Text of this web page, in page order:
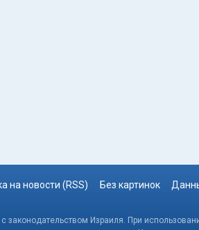
на новости (RSS) Без картинок
Израиля. При